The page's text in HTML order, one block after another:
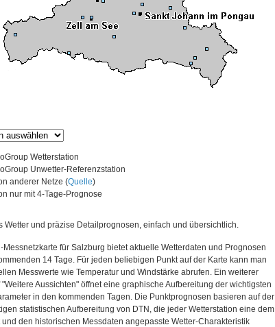
Wetterstation
Unwetter-Referenzstation
anderer Netze (Quelle)
nur mit 4-Tage-Prognose
Wetter und präzise Detailprognosen, einfach und übersichtlich.
Messnetzkarte für Salzburg bietet aktuelle Wetterdaten und Prognosen
14 Tage. Für jeden beliebigen Punkt auf der Karte kann man
Messwerte wie Temperatur und Windstärke abrufen. Ein weiterer
"Weitere Aussichten" öffnet eine graphische Aufbereitung der wichtigsten
in den kommenden Tagen. Die Punktprognosen basieren auf der
statistischen Aufbereitung von DTN, die jeder Wetterstation eine dem
und den historischen Messdaten angepasste Wetter-Charakteristik